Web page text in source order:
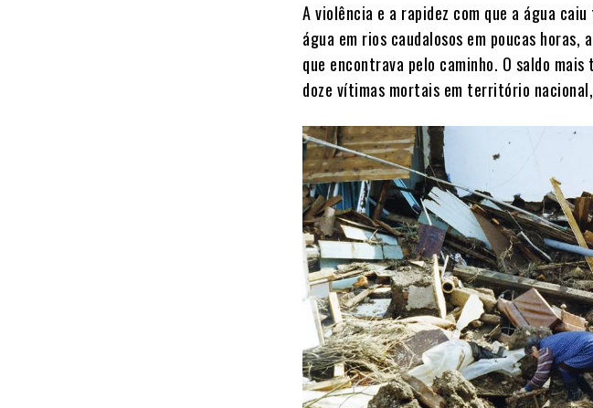
A violência e a rapidez com que a água
água em rios caudalosos em poucas
que encontrava pelo caminho. O saldo
doze vítimas mortais em território